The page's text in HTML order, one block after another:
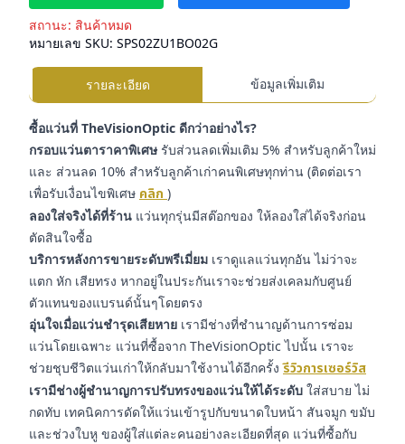
สถานะ: สินค้าหมด
หมายเลข SKU: SPS02ZU1BO02G
รายละเอียด ข้อมูลเพิ่มเติม
ซื้อแว่นที่ TheVisionOptic ดีกว่าอย่างไร?
กรอบแว่นตาราคาพิเศษ รับส่วนลดเพิ่มเติม 5% สำหรับลูกค้าใหม่
และ ส่วนลด 10% สำหรับลูกค้าเก่าคนพิเศษทุกท่าน (ติดต่อเรา
เพื่อรับเงื่อนไขพิเศษ คลิก )
ลองใส่จริงได้ที่ร้าน แว่นทุกรุ่นมีสต๊อกของ ให้ลองใส่ได้จริงก่อน
ตัดสินใจซื้อ
บริการหลังการขายระดับพรีเมี่ยม เราดูแลแว่นทุกอัน ไม่ว่าจะ
แตก หัก เสียทรง หากอยู่ในประกันเราจะช่วยส่งเคลมกับศูนย์
ตัวแทนของแบรนด์นั้นๆโดยตรง
อุ่นใจเมื่อแว่นชำรุดเสียหาย เรามีช่างที่ชำนาญด้านการซ่อม
แว่นโดยเฉพาะ แว่นที่ซื้อจาก TheVisionOptic ไปนั้น เราจะ
ช่วยชุบชีวิตแว่นเก่าให้กลับมาใช้งานได้อีกครั้งรีวิวการเซอร์วิส
เรามีช่างผู้ชำนาญการปรับทรงของแว่นให้ได้ระดับ ใส่สบาย ไม่
กดทับ เทคนิคการดัดให้แว่นเข้ารูปกับขนาดใบหน้า สันจมูก ขมับ
และช่วงใบหู ของผู้ใส่แต่ละคนอย่างละเอียดที่สุด แว่นที่ซื้อกับ